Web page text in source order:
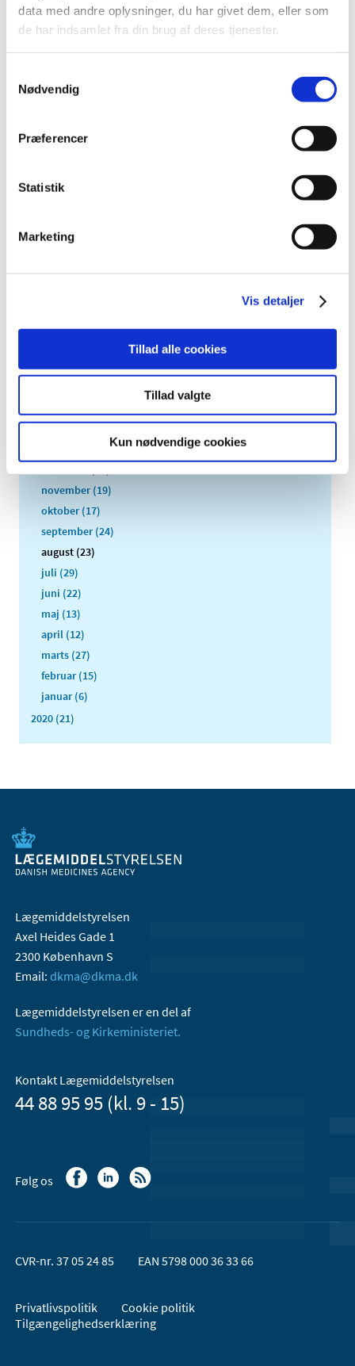
data med andre oplysninger, du har givet dem, eller som
de har indsamlet fra din brug af deres tjenester.
Nødvendig
Præferencer
Statistik
Marketing
Vis detaljer
Tillad alle cookies
Tillad valgte
Kun nødvendige cookies
|5. august 2021|
Lægemiddelstyrelsen har behandlet i alt 7.815
Status på behandlede indberetninger om
indberetninger om formodede bivirkninger ved
Forrige
2022 (18)
november (19)
oktober (17)
september (24)
august (23)
juli (29)
juni (22)
maj (13)
april (12)
marts (27)
februar (15)
januar (6)
2020 (21)
Lægemiddelstyrelsen
Axel Heides Gade 1
2300 København S
Email: dkma@dkma.dk
Lægemiddelstyrelsen er en del af
Sundheds- og Kirkeministeriet.
Kontakt Lægemiddelstyrelsen
44 88 95 95 (kl. 9 - 15)
Følg os
CVR-nr. 37 05 24 85 EAN 5798 000 36 33 66
Privatlivspolitik
Cookie politik
Tilgængelighedserklæring